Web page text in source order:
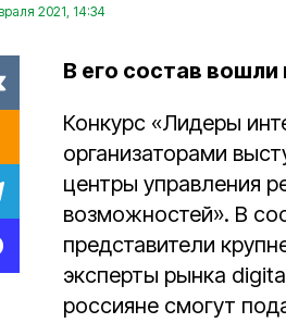
2021, 14:34
В его состав
Конкурс «Лидеры
организаторами
центры управления
возможностей». В
представители
эксперты рынка
россияне смогут